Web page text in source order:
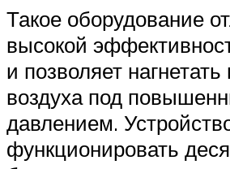
Такое оборудование
высокой
и позволяет нагнетать
воздуха под
давлением.
функционировать